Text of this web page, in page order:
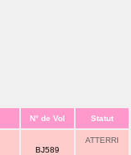
N° de Vol Statut
BJ589
ATTERRI